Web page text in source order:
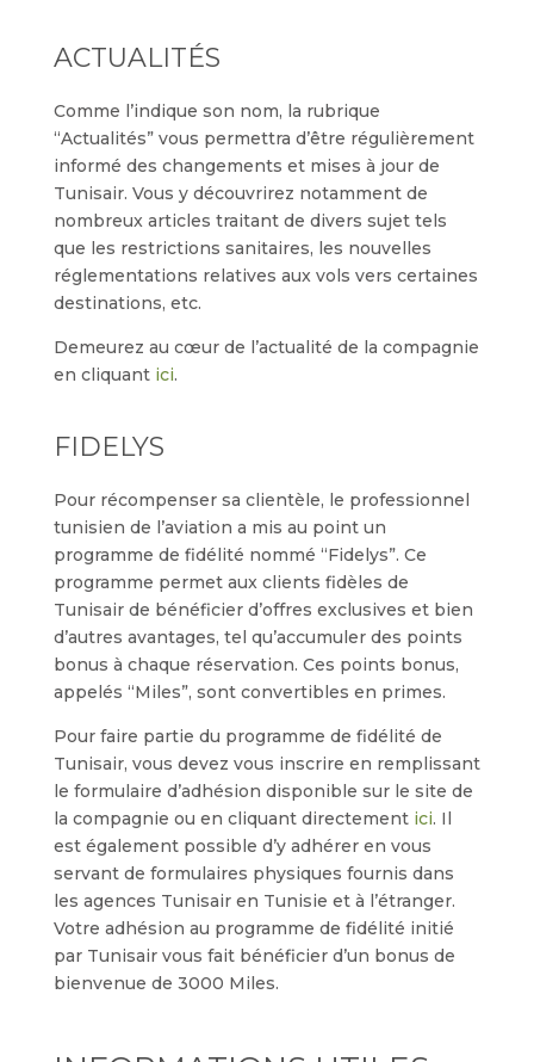
ACTUALITÉS
Comme l’indique son nom, la rubrique
“Actualités” vous permettra d’être régulièrement
informé des changements et mises à jour de
Tunisair. Vous y découvrirez notamment de
nombreux articles traitant de divers sujet tels
que les restrictions sanitaires, les nouvelles
réglementations relatives aux vols vers certaines
destinations, etc.
Demeurez au cœur de l’actualité de la compagnie
en cliquant ici.
FIDELYS
Pour récompenser sa clientèle, le professionnel
tunisien de l’aviation a mis au point un
programme de fidélité nommé “Fidelys”. Ce
programme permet aux clients fidèles de
Tunisair de bénéficier d’offres exclusives et bien
d’autres avantages, tel qu’accumuler des points
bonus à chaque réservation. Ces points bonus,
appelés “Miles”, sont convertibles en primes.
Pour faire partie du programme de fidélité de
Tunisair, vous devez vous inscrire en remplissant
le formulaire d’adhésion disponible sur le site de
la compagnie ou en cliquant directement ici. Il
est également possible d’y adhérer en vous
servant de formulaires physiques fournis dans
les agences Tunisair en Tunisie et à l’étranger.
Votre adhésion au programme de fidélité initié
par Tunisair vous fait bénéficier d’un bonus de
bienvenue de 3000 Miles.